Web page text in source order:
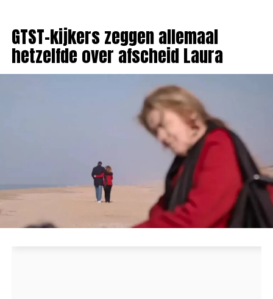
GTST-kijkers zeggen allemaal
hetzelfde over afscheid Laura